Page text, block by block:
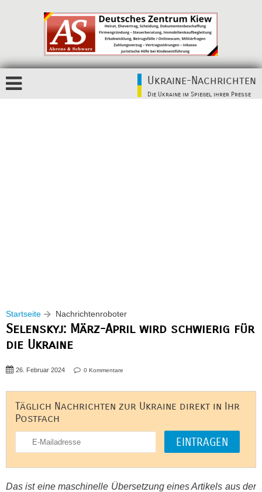
Ukraine-Nachrichten
Die Ukraine im Spiegel ihrer Presse
Startseite Nachrichtenroboter
Selenskyj: März-April wird schwierig für
die Ukraine
26. Februar 2024 0 Kommentare
Täglich Nachrichten zur Ukraine direkt in Ihr
Postfach
Das ist eine maschinelle Übersetzung eines Artikels aus der